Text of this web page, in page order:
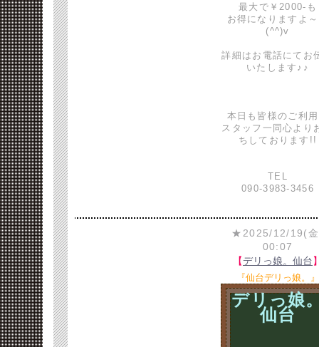
最大で￥2000-も
お得になりますよ
(^^)v
詳細はお電話にてお
いたします♪♪
本日も皆様のご利
スタッフ一同心より
ちしております!!
TEL
090-3983-3456
★2025/12/19(
00:07
【デリっ娘。仙台
『仙台デリっ娘。』
デリっ娘
仙台